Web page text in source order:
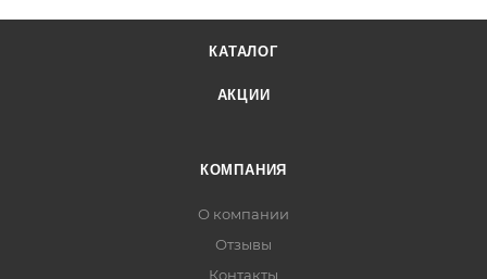
КАТАЛОГ
АКЦИИ
КОМПАНИЯ
О компании
Отзывы
Контакты